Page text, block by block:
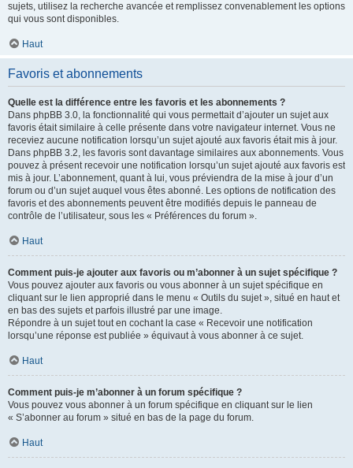
sujets, utilisez la recherche avancée et remplissez convenablement les options
qui vous sont disponibles.
Haut
Favoris et abonnements
Quelle est la différence entre les favoris et les abonnements ?
Dans phpBB 3.0, la fonctionnalité qui vous permettait d’ajouter un sujet aux
favoris était similaire à celle présente dans votre navigateur internet. Vous ne
receviez aucune notification lorsqu’un sujet ajouté aux favoris était mis à jour.
Dans phpBB 3.2, les favoris sont davantage similaires aux abonnements. Vous
pouvez à présent recevoir une notification lorsqu’un sujet ajouté aux favoris est
mis à jour. L’abonnement, quant à lui, vous préviendra de la mise à jour d’un
forum ou d’un sujet auquel vous êtes abonné. Les options de notification des
favoris et des abonnements peuvent être modifiés depuis le panneau de
contrôle de l’utilisateur, sous les « Préférences du forum ».
Haut
Comment puis-je ajouter aux favoris ou m’abonner à un sujet spécifique ?
Vous pouvez ajouter aux favoris ou vous abonner à un sujet spécifique en
cliquant sur le lien approprié dans le menu « Outils du sujet », situé en haut et
en bas des sujets et parfois illustré par une image.
Répondre à un sujet tout en cochant la case « Recevoir une notification
lorsqu’une réponse est publiée » équivaut à vous abonner à ce sujet.
Haut
Comment puis-je m’abonner à un forum spécifique ?
Vous pouvez vous abonner à un forum spécifique en cliquant sur le lien
« S’abonner au forum » situé en bas de la page du forum.
Haut